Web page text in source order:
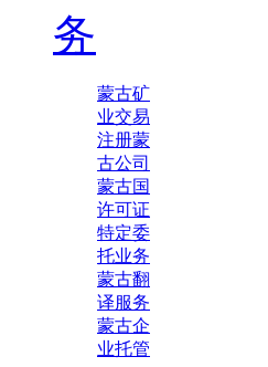
务
蒙古矿
业交易
注册蒙
古公司
蒙古国
许可证
特定委
托业务
蒙古翻
译服务
蒙古企
业托管